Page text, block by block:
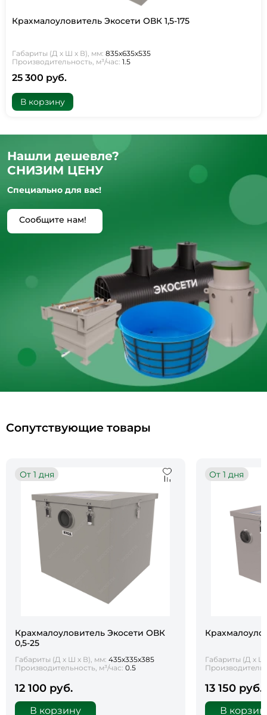
Крахмалоуловитель Экосети ОВК 1,5-175
Габариты (Д х Ш х В), мм: 835х635х535
Производительность, м³/час: 1.5
25 300 руб.
В корзину
Нашли дешевле?
СНИЗИМ ЦЕНУ
Специально для вас!
Сообщите нам!
Сопутствующие товары
От 1 дня
Крахмалоуловитель Экосети ОВК
0,5-25
Габариты (Д х Ш х В), мм: 435х335х385
Производительность, м³/час: 0.5
12 100 руб.
В корзину
От 1 дня
Габариты (Д х Ш
13 150 руб.
В